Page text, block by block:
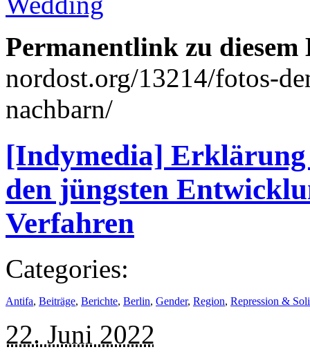
Permanentlink zu
nordost.org/13214/fotos-
nachbarn/
[Indymedia]
den jüngsten
Verfahren
Categories:
Antifa, Beiträge, Berichte, Berlin, Gender, Region, Repression &
22. Juni 2022